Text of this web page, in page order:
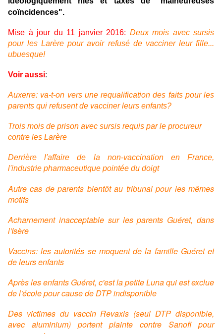
coïncidences".
Mise à jour du 11 janvier 2016: Deux mois avec sursis
pour les Larère pour avoir refusé de vacciner leur fille...
ubuesque!
Voir aussi:
Auxerre: va-t-on vers une requalification des faits pour les
parents qui refusent de vacciner leurs enfants?
Trois mois de prison avec sursis requis par le procureur
contre les Larère
Derrière l'affaire de la non-vaccination en France,
l'industrie pharmaceutique pointée du doigt
Autre cas de parents bientôt au tribunal pour les mêmes
motifs
Acharnement inacceptable sur les parents Guéret, dans
l'Isère
Vaccins: les autorités se moquent de la famille Guéret et
de leurs enfants
Après les enfants Guéret, c'est la petite Luna qui est exclue
de l'école pour cause de DTP indisponible
Des victimes du vaccin Revaxis (seul DTP disponible,
avec aluminium) portent plainte contre Sanofi pour